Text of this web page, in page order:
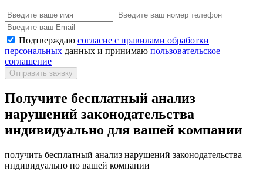
Подтверждаю согласие с правилами обработки
персональных данных и принимаю пользовательское
соглашение
Отправить заявку
Получите бесплатный анализ
нарушений законодательства
индивидуально для вашей компании
получить бесплатный анализ нарушений законодательства
индивидуально по вашей компании